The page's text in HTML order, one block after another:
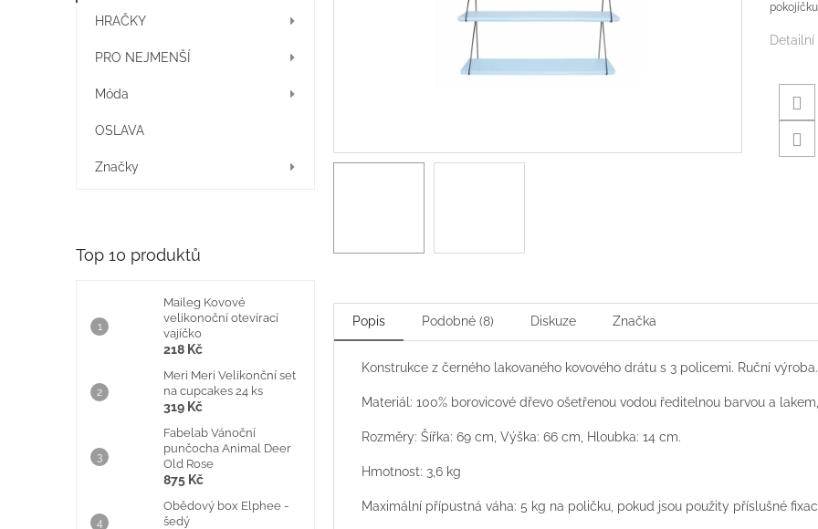
HRAČKY
PRO NEJMENŠÍ
Móda
OSLAVA
Značky
Top 10 produktů
Maileg Kovové
velikonoční otevírací
vajíčko
218 Kč
Meri Meri Velikonční set
na cupcakes 24 ks
319 Kč
Fabelab Vánoční
punčocha Animal Deer
Old Rose
875 Kč
Obědový box Elphee -
šedý
Popis Podobné (8) Diskuze Značka
Konstrukce z černého lakovaného kovového drátu s 3 policemi. Ruční výroba.
Materiál: 100% borovicové dřevo ošetřenou vodou ředitelnou barvou a
Rozměry: Šířka: 69 cm, Výška: 66 cm, Hloubka: 14 cm.
Hmotnost: 3,6 kg
Maximální přípustná váha: 5 kg na poličku, pokud jsou použity příslušné